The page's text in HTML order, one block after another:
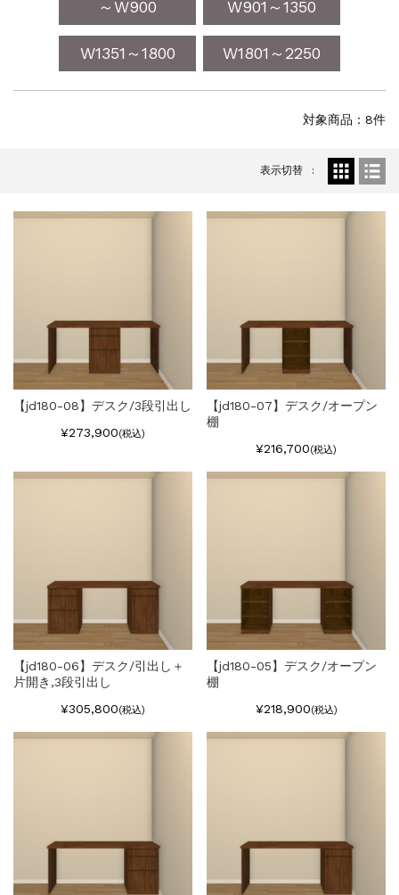
食器棚えらびが、ぐっとラクになりました｜...
～W900 W901～1350
W1351～1800 W1801～2250
対象商品：8件
表示切替
【jd180-08】デスク/3段引出し
¥273,900(税込)
【jd180-07】デスク/オープン
棚
¥216,700(税込)
【jd180-06】デスク/引出し＋
片開き,3段引出し
¥305,800(税込)
【jd180-05】デスク/オープン
棚
¥218,900(税込)